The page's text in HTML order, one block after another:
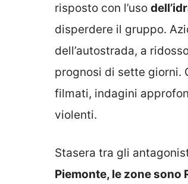
risposto con l’uso
disperdere il gruppo.
dell’autostrada, a
prognosi di sette giorni.
filmati, indagini
violenti.
Stasera tra gli
Piemonte, le zone sono